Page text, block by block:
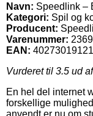
Navn: Speedlink –
Kategori: Spil og
Producent:
Varenummer:
EAN:
Vurderet til 3.5 ud
En hel del internet
forskellige
anvendt er nu om